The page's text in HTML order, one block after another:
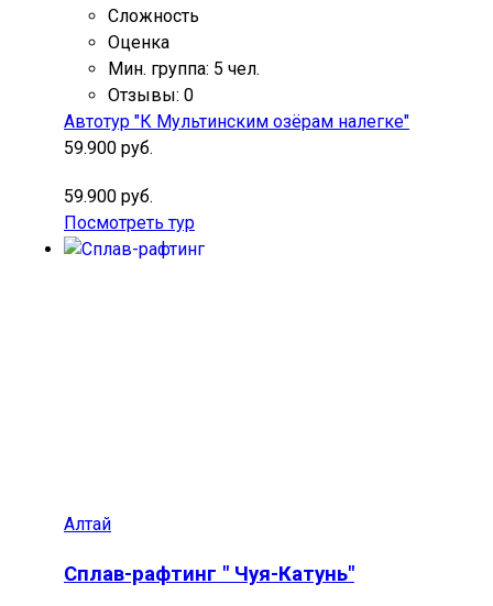
Сложность
Оценка
Мин. группа: 5 чел.
Отзывы: 0
Автотур "К Мультинским озёрам налегке"
59.900 руб.
59.900 руб.
Посмотреть тур
Алтай
Сплав-рафтинг " Чуя-Катунь"